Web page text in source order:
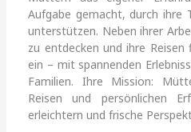
Aufgabe gemacht, durch ihre
unterstützen. Neben ihrer
zu entdecken und ihre
ein – mit spannenden
Familien. Ihre Mission:
Reisen und persönlichen
erleichtern und frische